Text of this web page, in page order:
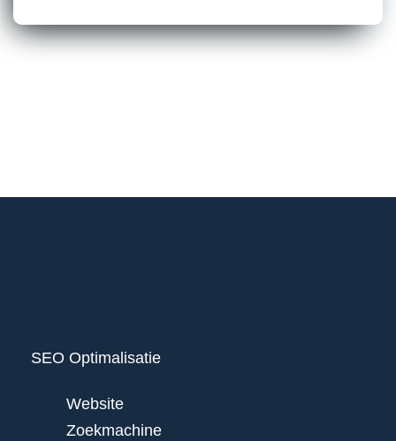
SEO Optimalisatie
Website
Zoekmachine